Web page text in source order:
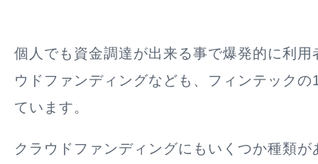
個人でも資金調達が出来る事で爆発的に利用
ウドファンディングなども、フィンテック
ています。
クラウドファンディングにもいくつか種類